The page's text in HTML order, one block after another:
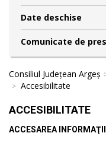
Date deschise
Comunicate de
Consiliul Județean Argeș
Accesibilitate
ACCESIBILITATE
ACCESAREA